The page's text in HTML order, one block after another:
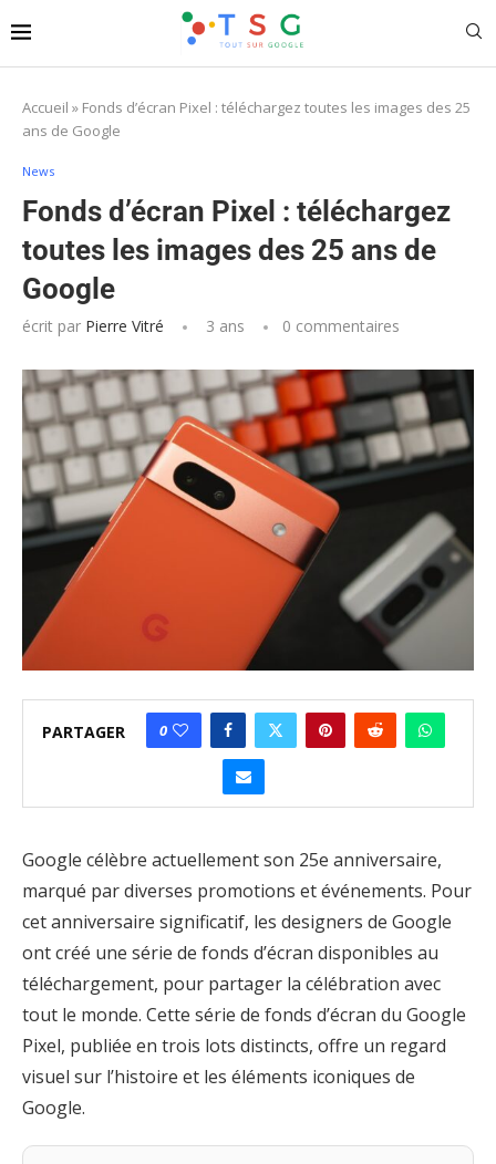
Accueil » Fonds d’écran Pixel : téléchargez toutes les images des 25
ans de Google
News
Fonds d’écran Pixel : téléchargez
toutes les images des 25 ans de
Google
écrit par Pierre Vitré 3 ans 0 commentaires
PARTAGER 0
Google célèbre actuellement son 25e anniversaire,
marqué par diverses promotions et événements. Pour
cet anniversaire significatif, les designers de Google
ont créé une série de fonds d’écran disponibles au
téléchargement, pour partager la célébration avec
tout le monde. Cette série de fonds d’écran du Google
Pixel, publiée en trois lots distincts, offre un regard
visuel sur l’histoire et les éléments iconiques de
Google.